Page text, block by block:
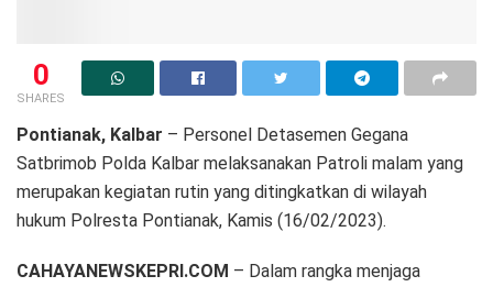
0
SHARES
Pontianak, Kalbar – Personel Detasemen Gegana
Satbrimob Polda Kalbar melaksanakan Patroli malam yang
merupakan kegiatan rutin yang ditingkatkan di wilayah
hukum Polresta Pontianak, Kamis (16/02/2023).
CAHAYANEWSKEPRI.COM – Dalam rangka menjaga